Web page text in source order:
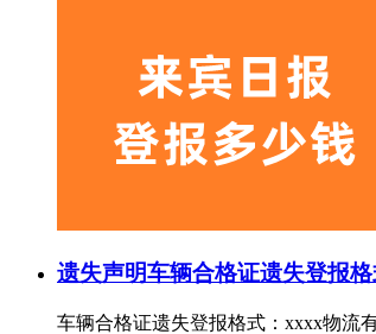
遗失声明车辆合格证遗失登报
车辆合格证遗失登报格式：xxxx物流